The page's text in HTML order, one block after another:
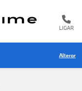
LIGAR
Alterar